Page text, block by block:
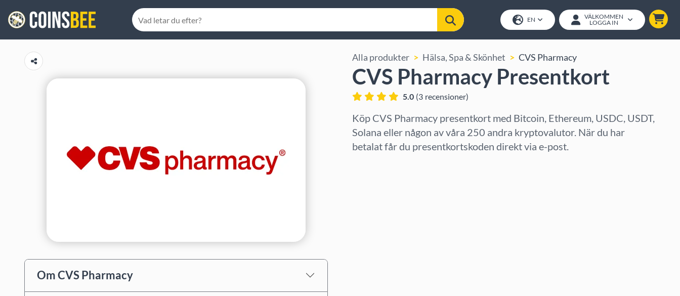
EN
VÄLKOMMEN
LOGGA IN
Om CVS Pharmacy
Alla produkter Hälsa, Spa & Skönhet CVS Pharmacy
CVS Pharmacy Presentkort
5.0 (3 recensioner)
Köp CVS Pharmacy presentkort med Bitcoin, Ethereum, USDC, USDT,
Solana eller någon av våra 250 andra kryptovalutor. När du har
betalat får du presentkortskoden direkt via e-post.